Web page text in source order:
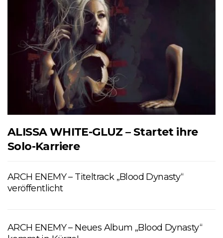
ALISSA WHITE-GLUZ – Startet ihre
Solo-Karriere
ARCH ENEMY – Titeltrack „Blood Dynasty“
veröffentlicht
ARCH ENEMY – Neues Album „Blood Dynasty“